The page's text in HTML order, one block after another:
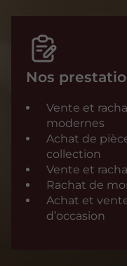
Nos
Vente et
modernes
Achat de
collection
Vente et
Rachat de
Achat et
d’occasion